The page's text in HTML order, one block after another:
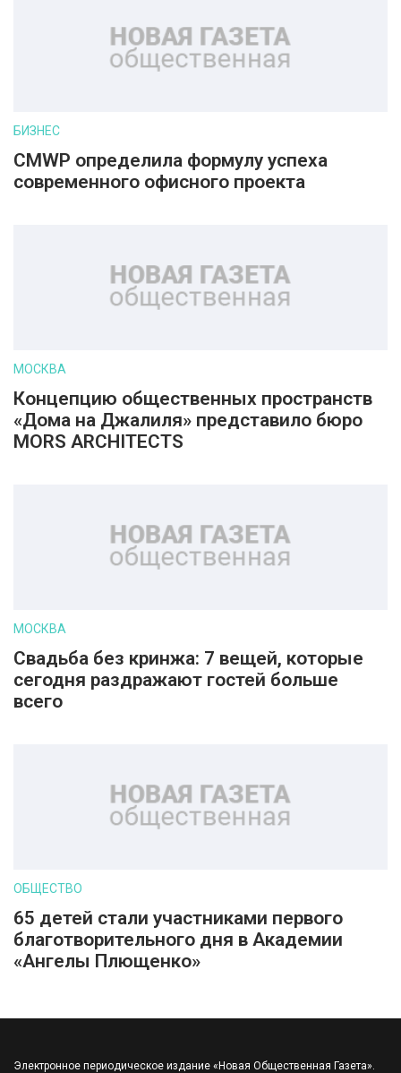
БИЗНЕС
CMWP определила формулу успеха
современного офисного проекта
МОСКВА
Концепцию общественных пространств
«Дома на Джалиля» представило бюро
MORS ARCHITECTS
МОСКВА
Свадьба без кринжа: 7 вещей, которые
сегодня раздражают гостей больше
всего
ОБЩЕСТВО
65 детей стали участниками первого
благотворительного дня в Академии
«Ангелы Плющенко»
Электронное периодическое издание «Новая Общественная Газета».